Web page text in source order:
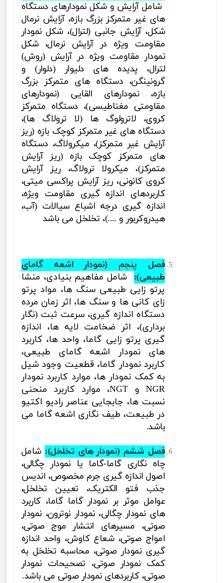
شاملآرایش و شکل نمودارهای دستگاه
های غیر متمرکز بزرگ بازه، آرایش نرمال
شکل، آرایش جانبی (لترال)، شکل نمودار
مقاومت ویژه در آرایش نرمال، شکل
نمودار مقاومت ویژه در آرایش (روش)
لترال، پدیده های دلیوار (دلوار) و
گرونینگن، دستگاه های متمرکز بزرگ
بازه، نمودارهای القایی (نمودارهای
مقاومتی مغناطیسی)، دستگاه متمرکز
کروی، لاترولوگ ها (لا ترولاگ ها)،
دستگاه های غیر متمرکز کوچک بازه (ریز
آرایش غیر متمرکز)، میکرولاگ، دستگاه
های متمرکز کوچک بازه (ریز آرایش
متمرکز)، میکرولا ترولاگ، ریز آرایش
کروی کانونی، ریز آرایش پراکسی میتی،
کاربردهای اندازه گیری مقاومت ویژه،
اندازه گیری درجه اشباع سیالات (آب،
هیدروکربور و ....)، تخلخل می باشد
فصل پنجم (نمودار اشعه گامای
طبیعی): شامل مفاهیم بنیادی، منشا
پرتو زایی طبیعی سنگ ها، مواد پرتو
زای کانی ها و سنگ ها، اثر زمان مرده
دستگاه اندازه گیری، سرعت ثبت (نگار
برداری)، اثر ضخامت لایه ها، اندازه
گیری پرتو زایی گاما، واحد ها، کاربرد
های نمودار اشعه گامای طبیعی،
کاربرد نمودار گاما، قطعیت وجود شیل
به کمک نمودار ها، موارد کاربرد نمودار
NGRو NGT، موارد کاربرد منحنی
نسبت ها، جابجایی عناصر رادیو اکتیو
در طبیعت، طیف نگاری اشعه گاما می
باشد.
فصل ششم (نمودار های تخلخل): شامل
چاه نگاری گاما-گاما یا نمودار چگالی،
اصول اندازه گیری جرم مخصوص، اندیس
جذب فتو الکتریک، تعیین تخلخل،
عوامل موثر بر نمودار گاما گاما، کاربرد
های نمودار چگالی، نمودار نوترون، نمودار
صوتی، مسیرهای انتشار موج صوتی،
امواج صوتی، شعاع کاوش، واحد اندازه
گیری نمودار صوتی، محاسبه تخلخل به
کمک نمودار صوتی، تصحیحات نمودار
صوتی، کاربردهای نمودار صوتی می باشد.